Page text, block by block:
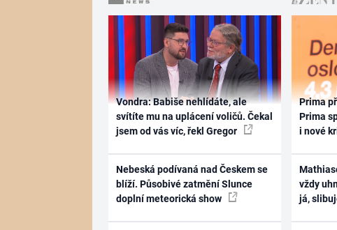
Vondra: Babiše nehlídáte, ale
svítíte mu na uplácení voličů. Čekal
jsem od vás víc, řekl Gregor
Nebeská podívaná nad Českem se
blíží. Působivé zatmění Slunce
doplní meteorická show
Prima
Prima
i nové
vždy
já,